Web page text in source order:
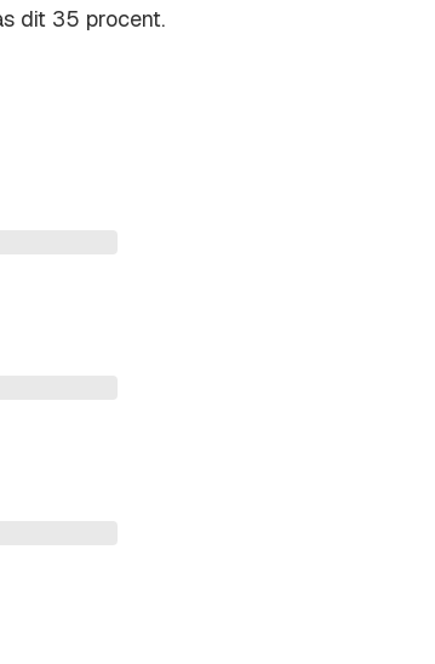
dit 35 procent.